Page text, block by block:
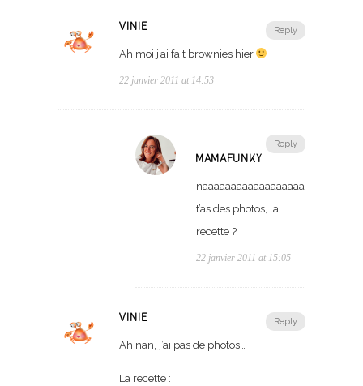
Reply
VINIE
Ah moi j’ai fait brownies hier
22 janvier 2011 at 14:53
Reply
MAMAFUNKY
naaaaaaaaaaaaaaaaaaaan
t’as des photos, la
recette ?
22 janvier 2011 at 15:05
Reply
VINIE
Ah nan, j’ai pas de photos…
La recette :